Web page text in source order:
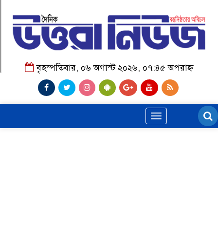
বৃহস্পতিবার, ০৬ অগাস্ট ২০২৬, ০৭:৪৫ অপরাহ্ন
Toggle
navigation